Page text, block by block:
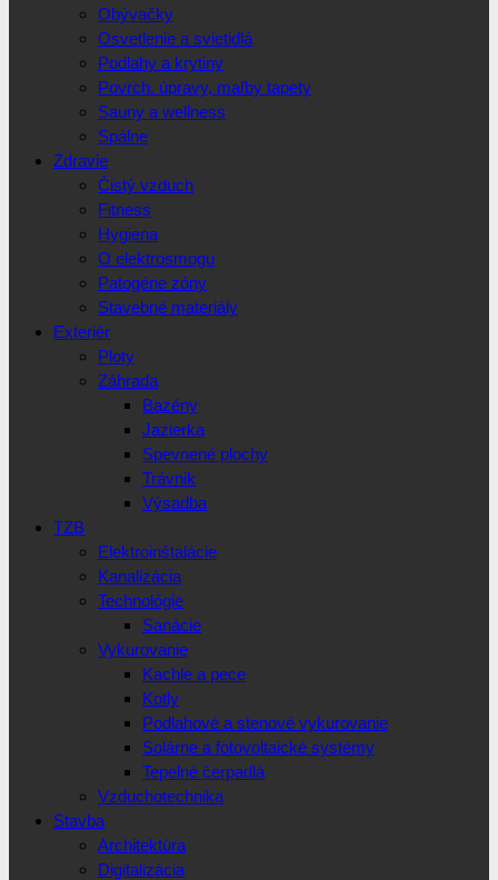
Obývačky
Osvetlenie a svietidlá
Podlahy a krytiny
Povrch. úpravy, maľby tapety
Sauny a wellness
Spálne
Zdravie
Čistý vzduch
Fitness
Hygiena
O elektrosmogu
Patogéne zóny
Stavebné materiály
Exteriér
Ploty
Záhrada
Bazény
Jazierka
Spevnené plochy
Trávnik
Výsadba
TZB
Elektroinštalácie
Kanalizácia
Technológie
Sanácie
Vykurovanie
Kachle a pece
Kotly
Podlahové a stenové vykurovanie
Solárne a fotovoltaické systémy
Tepelné čerpadlá
Vzduchotechnika
Stavba
Architektúra
Digitalizácia